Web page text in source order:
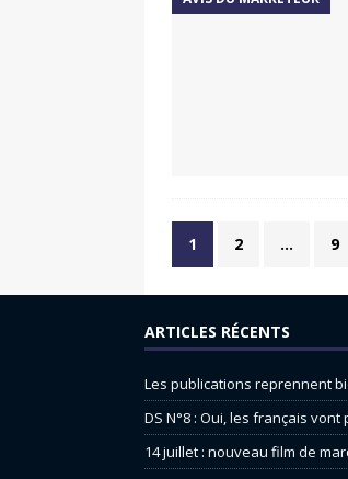
1 2 … 9
ARTICLES RÉCENTS
Les publications reprennent
DS N°8 : Oui, les français
14 juillet : nouveau film de